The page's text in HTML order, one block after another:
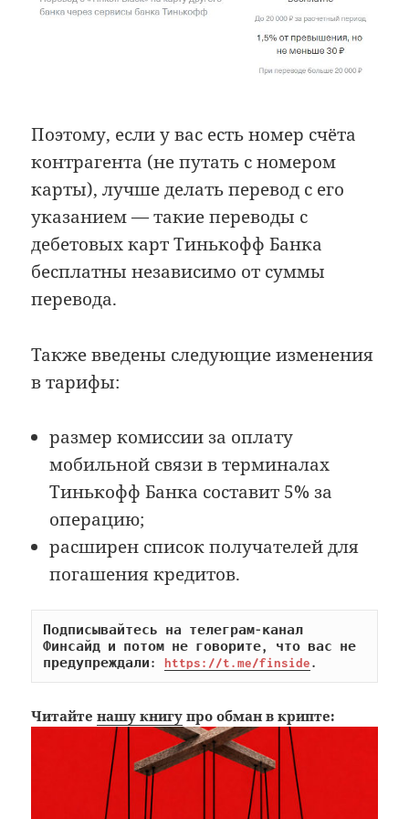
Поэтому, если у вас есть номер счёта
контрагента (не путать с номером
карты), лучше делать перевод с его
указанием — такие переводы с
дебетовых карт Тинькофф Банка
бесплатны независимо от суммы
перевода.
Также введены следующие изменения
в тарифы:
размер комиссии за оплату
мобильной связи в терминалах
Тинькофф Банка составит 5% за
операцию;
расширен список получателей для
погашения кредитов.
Подписывайтесь на телеграм-канал
Финсайд и потом не говорите, что вас не
предупреждали: https://t.me/finside.
Читайтенашу книгу про обман в крипте: